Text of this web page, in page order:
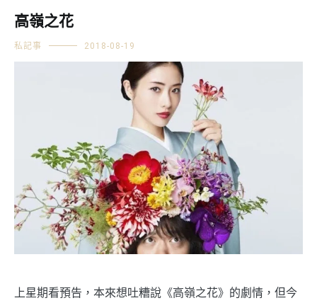
高嶺之花
私記事 2018-08-19
上星期看預告，本來想吐糟說《高嶺之花》的劇情，但今